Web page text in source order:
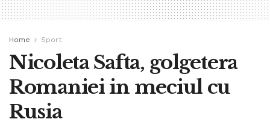
Home Sport
Nicoleta Safta, golgetera
Romaniei in meciul cu
Rusia